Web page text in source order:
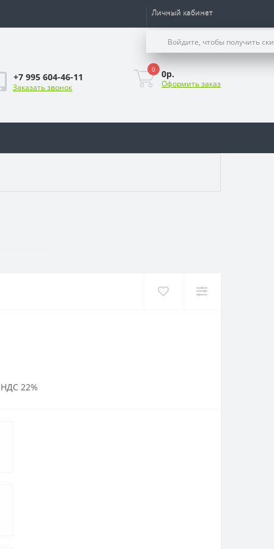
Личный кабинет
Войдите, чтобы получить
+7 995 604-46-11
Заказать звонок
0 0р.
Оформить заказ
22%